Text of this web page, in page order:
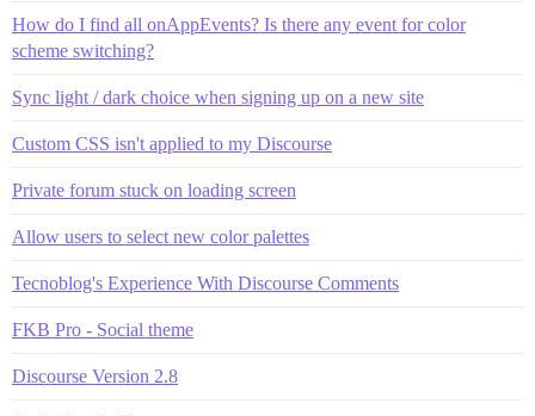
How do I find all onAppEvents? Is there any event for color
scheme switching?
Sync light / dark choice when signing up on a new site
Custom CSS isn't applied to my Discourse
Private forum stuck on loading screen
Allow users to select new color palettes
Tecnoblog's Experience With Discourse Comments
FKB Pro - Social theme
Discourse Version 2.8